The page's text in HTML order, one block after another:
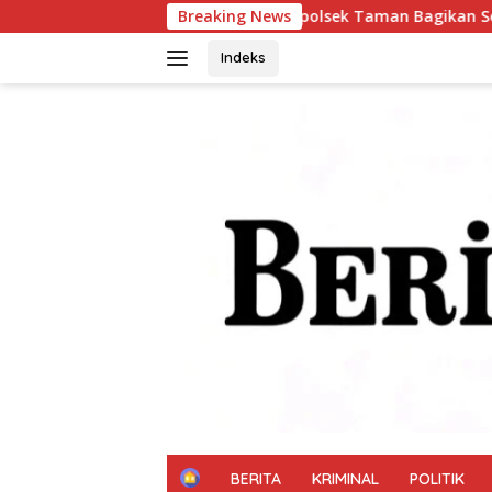
ke
Breaking News
Kapolsek Taman Bagikan Sembako kepada Warga,
Indeks
H
BERITA KRIMINAL POLITIK